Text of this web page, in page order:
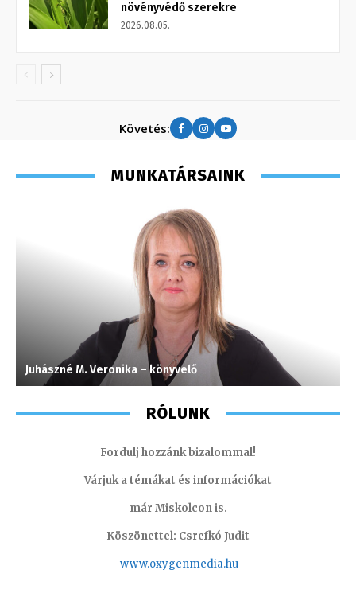
növényvédő szerekre
2026.08.05.
Követés:
MUNKATÁRSAINK
Juhászné M. Veronika – könyvelő
RÓLUNK
Fordulj hozzánk bizalommal!
Várjuk a témákat és információkat
már Miskolcon is.
Köszönettel: Csrefkó Judit
www.oxygenmedia.hu